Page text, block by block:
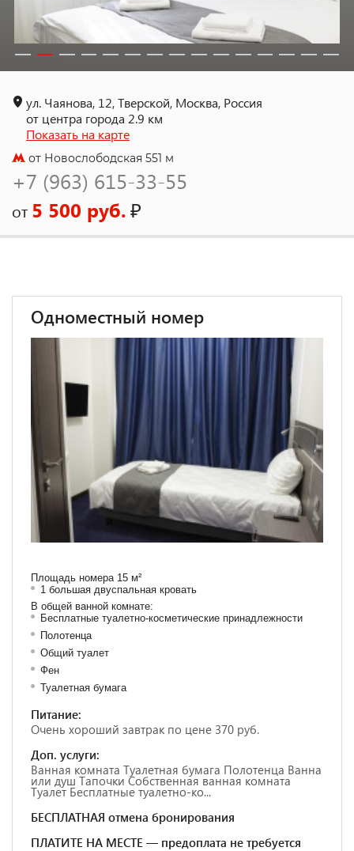
ул. Чаянова, 12, Тверской, Москва, Россия
от центра города 2.9 км
Показать на карте
от Новослободская 551 м
+7 (963) 615-33-55
от 5 500 руб.₽
Одноместный номер
Площадь номера 15 м²
1 большая двуспальная кровать
В общей ванной комнате:
Бесплатные туалетно-косметические принадлежности
Полотенца
Общий туалет
Фен
Туалетная бумага
Питание:
Очень хороший завтрак по цене 370 руб.
Доп. услуги:
Ванная комната Туалетная бумага Полотенца Ванна
или душ Тапочки Собственная ванная комната
Туалет Бесплатные туалетно-ко...
БЕСПЛАТНАЯ отмена бронирования
ПЛАТИТЕ НА МЕСТЕ — предоплата не требуется